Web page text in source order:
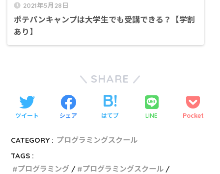
2021年5月28日
ポテパンキャンプは大学生でも受講できる？【学割
あり】
SHARE
ツイート シェア はてブ LINE Pocket
CATEGORY : プログラミングスクール
TAGS :
プログラミング
プログラミングスクール